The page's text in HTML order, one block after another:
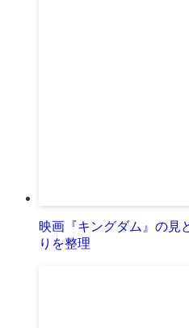
映画『キングダム』の見
りを整理